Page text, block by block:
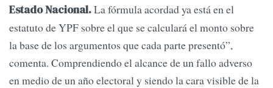
Estado Nacional.La fórmula acordad ya está en el
estatuto de YPF sobre el que se calculará el monto sobre
la base de los argumentos que cada parte presentó”,
comenta. Comprendiendo el alcance de un fallo adverso
en medio de un año electoral y siendo la cara visible de la